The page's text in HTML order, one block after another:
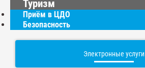
Туризм
Приём в ЦДО
Безопасность
Электронные услуги